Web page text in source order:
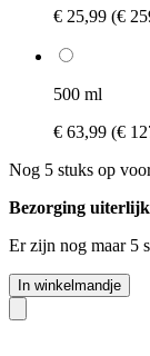
€ 25,99 (€
500 ml
€ 63,99 (€
Nog 5 stuks op
Bezorging
Er zijn nog maar 5
In winkelmandje